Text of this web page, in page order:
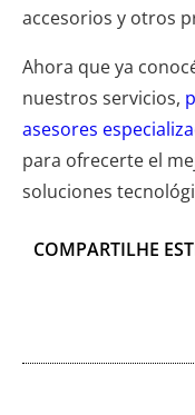
accesorios y otros
Ahora que ya
nuestros servicios,
asesores
para ofrecerte el
soluciones
COMPARTILHE